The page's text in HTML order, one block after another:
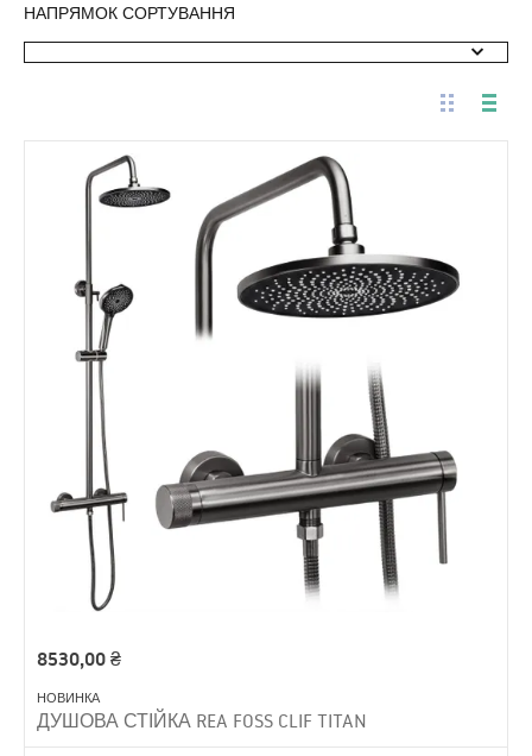
НАПРЯМОК СОРТУВАННЯ
8530,00₴
НОВИНКА
ДУШОВА СТІЙКА REA FOSS CLIF TITAN